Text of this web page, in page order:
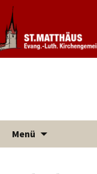
Evang.
Matthäus
Informationen
Menü